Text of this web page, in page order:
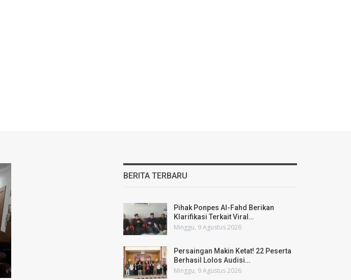
BERITA TERBARU
Pihak Ponpes Al-Fahd Berikan
Klarifikasi Terkait Viral…
Minggu, 9 Agustus 2026
Persaingan Makin Ketat! 22 Peserta
Berhasil Lolos Audisi…
Minggu, 9 Agustus 2026